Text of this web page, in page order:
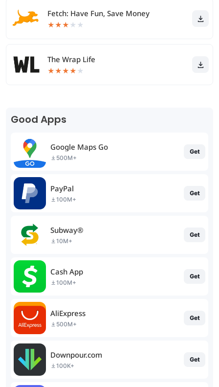
Fetch: Have Fun, Save Money
★★★ ★ ★
The Wrap Life
★★★★ ★
Good Apps
Google Maps Go
500M+
Get
PayPal
100M+
Get
Subway®
10M+
Get
Cash App
100M+
Get
AliExpress
500M+
Get
Downpour.com
100K+
Get